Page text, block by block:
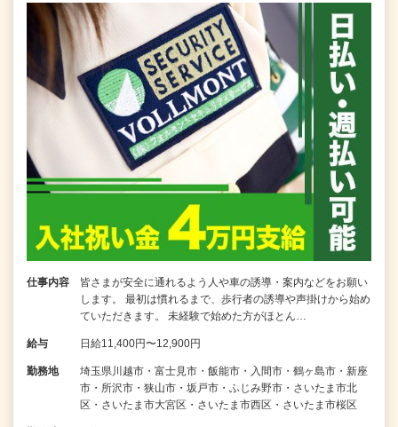
仕事内容
皆さまが安全に通れるよう人や車の誘導・案内などをお願い
します。 最初は慣れるまで、歩行者の誘導や声掛けから始め
ていただきます。 未経験で始めた方がほとん…
給与 日給11,400円〜12,900円
勤務地
埼玉県川越市・富士見市・飯能市・入間市・鶴ヶ島市・新座
市・所沢市・狭山市・坂戸市・ふじみ野市・さいたま市北
区・さいたま市大宮区・さいたま市西区・さいたま市桜区